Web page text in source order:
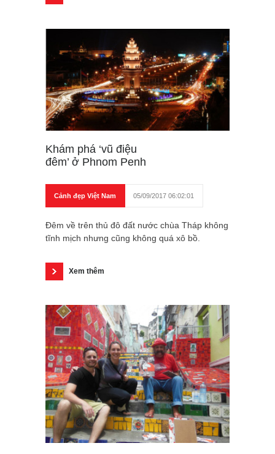
Khám phá ‘vũ điệu
đêm’ ở Phnom Penh
Cảnh đẹp Việt Nam 05/09/2017 06:02:01
Đêm về trên thủ đô đất nước chùa Tháp không
tĩnh mịch nhưng cũng không quá xô bồ.
Xem thêm